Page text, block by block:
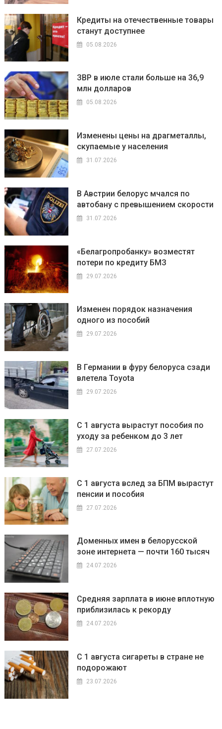
Кредиты на отечественные товары
станут доступнее
05.08.2026
ЗВР в июле стали больше на 36,9
млн долларов
05.08.2026
Изменены цены на драгметаллы,
скупаемые у населения
31.07.2026
В Австрии белорус мчался по
автобану с превышением скорости
31.07.2026
«Белагропробанку» возместят
потери по кредиту БМЗ
29.07.2026
Изменен порядок назначения
одного из пособий
29.07.2026
В Германии в фуру белоруса сзади
влетела Toyota
29.07.2026
С 1 августа вырастут пособия по
уходу за ребенком до 3 лет
27.07.2026
С 1 августа вслед за БПМ вырастут
пенсии и пособия
27.07.2026
Доменных имен в белорусской
зоне интернета — почти 160 тысяч
24.07.2026
Средняя зарплата в июне вплотную
приблизилась к рекорду
24.07.2026
С 1 августа сигареты в стране не
подорожают
23.07.2026